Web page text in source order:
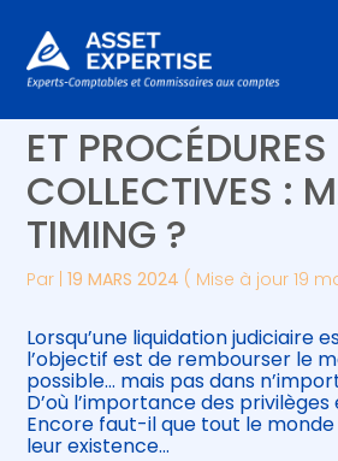
Aller
au
Créer et reprendre une activité
Gérer votre quotidien
Piloter votre entreprise
Développer votre entreprise
Être prêt pour la facturation
électronique
Piloter votre gestion
Suivre votre comptabilité
Gérer vos ressources humaines
CRÉANCES
ET PROCÉDURES
COLLECTIVES :
TIMING ?
Par |19 MARS 2024 ( Mise à jour 19
Lorsqu’une liquidation judiciaire
l’objectif est de rembourser le
possible… mais pas dans
D’où l’importance des
Encore faut-il que tout le monde
leur existence…